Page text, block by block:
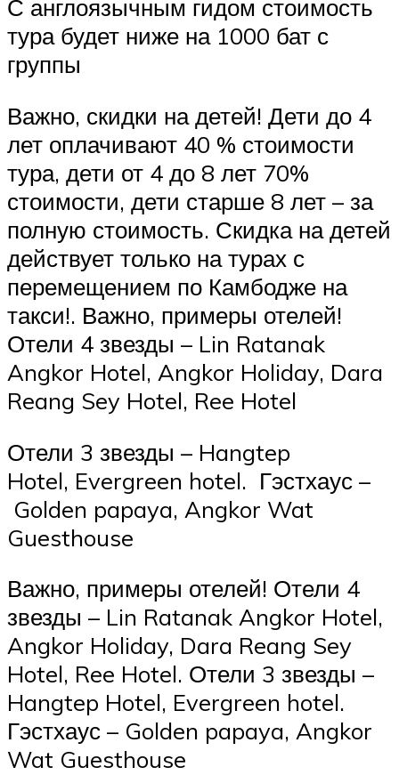
С англоязычным гидом стоимость
тура будет ниже на 1000 бат с
группы
Важно, скидки на детей! Дети до 4
лет оплачивают 40 % стоимости
тура, дети от 4 до 8 лет 70%
стоимости, дети старше 8 лет – за
полную стоимость. Скидка на детей
действует только на турах с
перемещением по Камбодже на
такси!. Важно, примеры отелей!
Отели 4 звезды – Lin Ratanak
Angkor Hotel, Angkor Holiday, Dara
Reang Sey Hotel, Ree Hotel
Отели 3 звезды – Hangtep
Hotel, Evergreen hotel. Гэстхаус –
Golden papaya, Angkor Wat
Guesthouse
Важно, примеры отелей! Отели 4
звезды – Lin Ratanak Angkor Hotel,
Angkor Holiday, Dara Reang Sey
Hotel, Ree Hotel. Отели 3 звезды –
Hangtep Hotel, Evergreen hotel.
Гэстхаус – Golden papaya, Angkor
Wat Guesthouse